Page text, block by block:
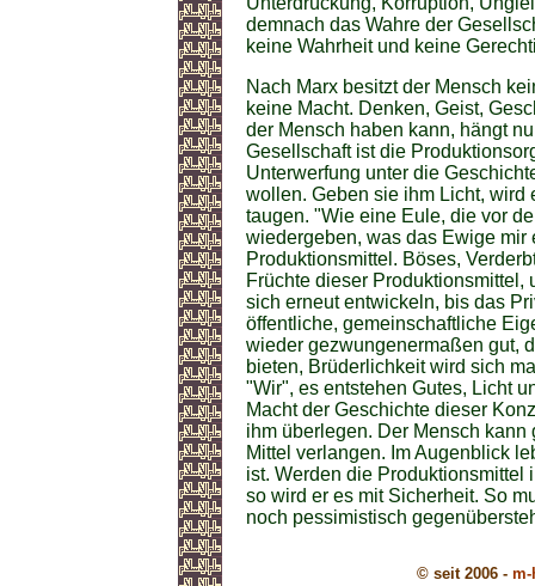
demnach das Wahre der
keine Wahrheit und keine
Nach Marx besitzt der Mensch
keine Macht. Denken, Geist,
der Mensch haben kann, hängt
Gesellschaft ist die
Unterwerfung unter die
wollen. Geben sie ihm Licht, wird
taugen. "Wie eine Eule, die vor
wiedergeben, was das Ewige
Produktionsmittel. Böses,
Früchte dieser Produktionsmittel,
sich erneut entwickeln, bis das
öffentliche, gemeinschaftliche
wieder gezwungenermaßen gut,
bieten, Brüderlichkeit wird sich
"Wir", es entstehen Gutes, Licht
Macht der Geschichte dieser
ihm überlegen. Der Mensch
Mittel verlangen. Im Augenblick
ist. Werden die Produktionsmittel
so wird er es mit Sicherheit. So
noch pessimistisch
© seit 2006 - m-